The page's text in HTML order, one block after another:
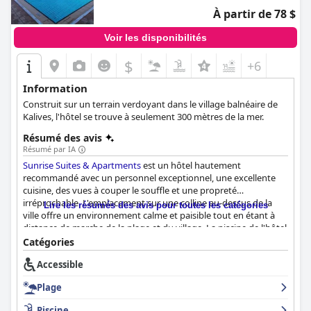
À partir de 78 $
Voir les disponibilités
$ +6
Information
Construit sur un terrain verdoyant dans le village balnéaire de
Kalives, l'hôtel se trouve à seulement 300 mètres de la mer.
Résumé des avis
Résumé par IA
Sunrise Suites & Apartmentsest un hôtel hautement
recommandé avec un personnel exceptionnel, une excellente
cuisine, des vues à couper le souffle et une propreté
irréprochable. L'emplacement sur une colline au-dessus de la
ville offre un environnement calme et paisible tout en étant à
distance de marche de la plage et du village. La piscine de l'hôtel
est belle et bien entretenue, avec de nombreuses chaises
longues et un bar de piscine très pratique. Les chambres sont
spacieuses et propres, avec des lits confortables, des
mer.
Lire les résumés des avis pour toutes les catégories
Catégories
Accessible
Plage